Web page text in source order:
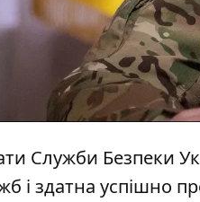
Служби Безпеки
і здатна успішно